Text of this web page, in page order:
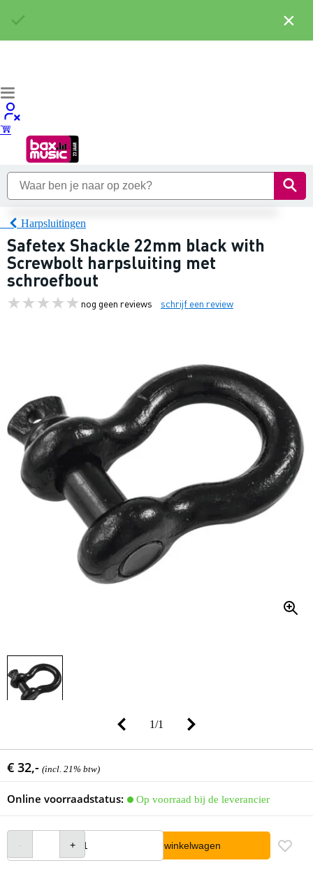
Harpsluitingen
Safetex Shackle 22mm black with
Screwbolt harpsluiting met
schroefbout
nog geen reviews schrijf een review
1/1
€ 32,- (incl. 21% btw)
Online voorraadstatus: Op voorraad bij de leverancier
In winkelwagen
×